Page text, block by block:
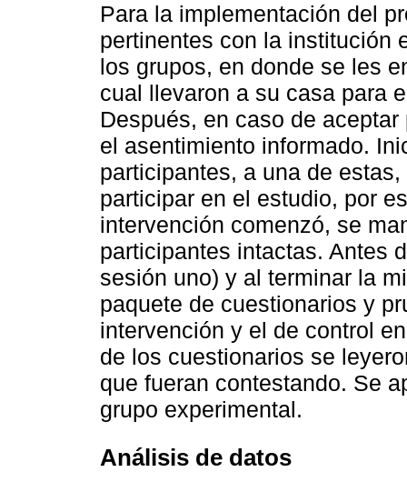
Para la implementación del
pertinentes con la institución
los grupos, en donde se les
cual llevaron a su casa para
Después, en caso de
el asentimiento informado.
participantes, a una de
participar en el estudio, por
intervención comenzó, se
participantes intactas. Antes
sesión uno) y al terminar la
paquete de cuestionarios y
intervención y el de control
de los cuestionarios se
que fueran contestando. Se
grupo experimental.
Análisis de datos